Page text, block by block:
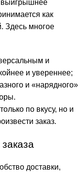
выигрышнее
как
Здесь многое
и
и увереннее;
и «нарядного»
по вкусу, но и
заказ.
доставки,